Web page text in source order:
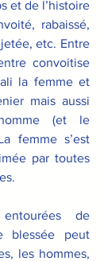
et de l’histoire
rabaissé,
etc. Entre
convoitise
la femme et
mais aussi
(et le
femme s’est
par toutes
de
blessée peut
les hommes,